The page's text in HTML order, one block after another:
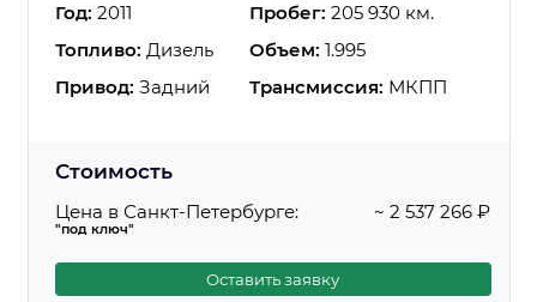
Год: 2011 Пробег: 205 930 км.
Топливо: Дизель Объем: 1.995
Привод: Задний Трансмиссия: МКПП
Стоимость
Цена в Санкт-Петербурге:
"под ключ"
~ 2 537 266 ₽
Оставить заявку